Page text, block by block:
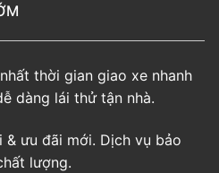
thời gian giao xe nhanh
dàng lái thử tận nhà.
& ưu đãi mới. Dịch vụ bảo
lượng.